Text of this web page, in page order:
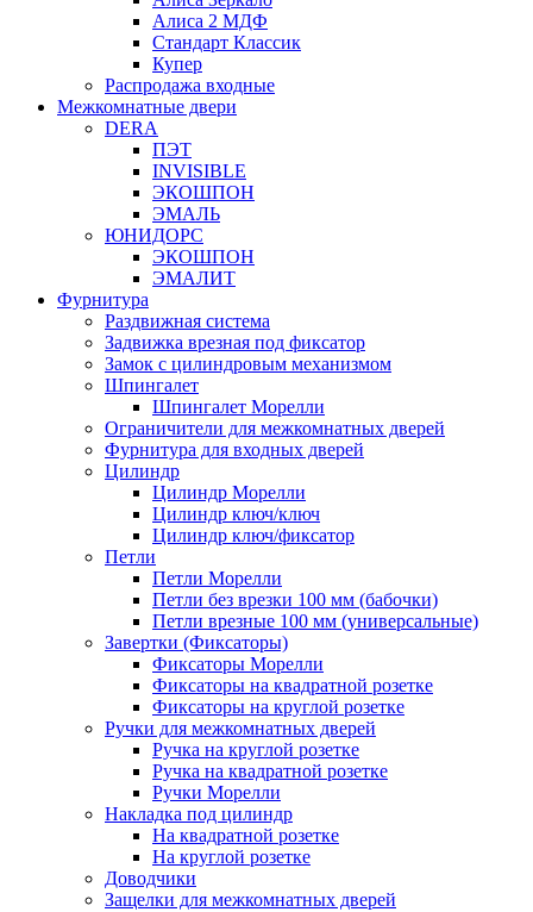
Алиса 2 МДФ
Стандарт Классик
Купер
Распродажа входные
Межкомнатные двери
DERA
ПЭТ
INVISIBLE
ЭКОШПОН
ЭМАЛЬ
ЮНИДОРС
ЭКОШПОН
ЭМАЛИТ
Фурнитура
Раздвижная система
Задвижка врезная под фиксатор
Замок с цилиндровым механизмом
Шпингалет
Шпингалет Морелли
Ограничители для межкомнатных дверей
Фурнитура для входных дверей
Цилиндр
Цилиндр Морелли
Цилиндр ключ/ключ
Цилиндр ключ/фиксатор
Петли
Петли Морелли
Петли без врезки 100 мм (бабочки)
Петли врезные 100 мм (универсальные)
Завертки (Фиксаторы)
Фиксаторы Морелли
Фиксаторы на квадратной розетке
Фиксаторы на круглой розетке
Ручки для межкомнатных дверей
Ручка на круглой розетке
Ручка на квадратной розетке
Ручки Морелли
Накладка под цилиндр
На квадратной розетке
На круглой розетке
Доводчики
Защелки для межкомнатных дверей